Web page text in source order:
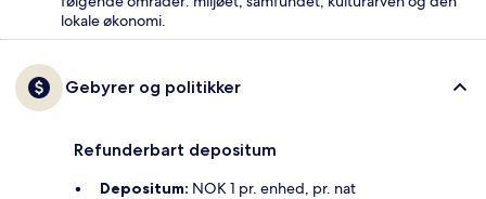
lokale økonomi.
Gebyrer og politikker
Refunderbart depositum
Depositum: NOK 1 pr. enhed, pr. nat